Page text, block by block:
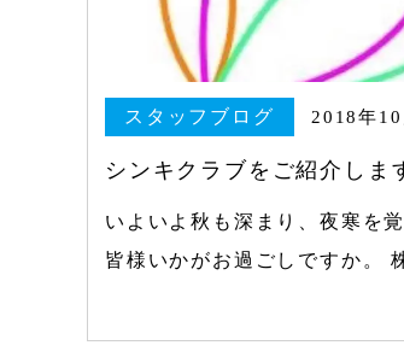
スタッフブログ 2018年10
シンキクラブをご紹介しま
いよいよ秋も深まり、夜寒を
皆様いかがお過ごしですか。